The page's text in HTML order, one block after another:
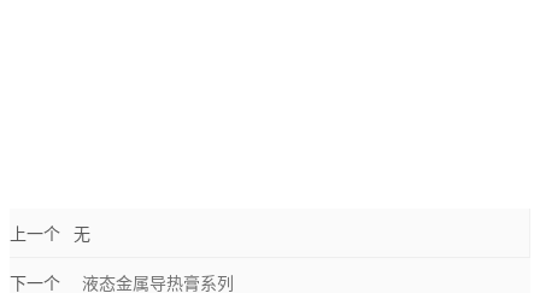
上一个 无
下一个 液态金属导热膏系列